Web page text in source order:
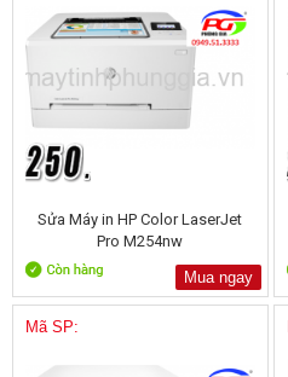
Sửa Máy in HP Color LaserJet
Pro M254nw
Mua ngay
Mã SP: